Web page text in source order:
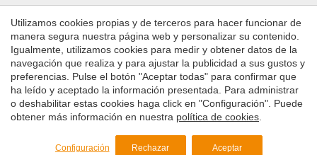
Inicio Comprar
Alquilar
Administración de fincas
Contacto
Copyright © 2026 Urbe Grup Associats
Aviso legal
Política de Cookies
byiEstrategic
Utilizamos cookies propias y de terceros para hacer funcionar de
manera segura nuestra página web y personalizar su contenido.
Igualmente, utilizamos cookies para medir y obtener datos de la
navegación que realiza y para ajustar la publicidad a sus gustos y
preferencias. Pulse el botón "Aceptar todas" para confirmar que
ha leído y aceptado la información presentada. Para administrar
o deshabilitar estas cookies haga click en "Configuración". Puede
obtener más información en nuestra política de cookies
Configuración Rechazar Aceptar
Guardar configuración Aceptar todas